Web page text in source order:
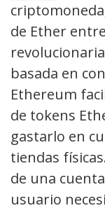
de Ether
basada en
Ethereum
de tokens
gastarlo en
tiendas
de una
usuario